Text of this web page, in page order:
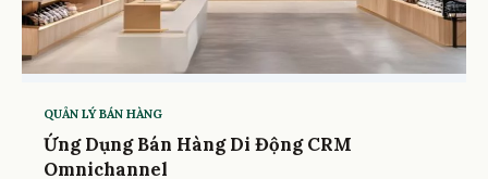
QUẢN LÝ BÁN HÀNG
Ứng Dụng Bán Hàng Di Động CRM
Omnichannel